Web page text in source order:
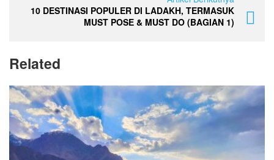
10 DESTINASI POPULER DI LADAKH, TERMASUK
MUST POSE & MUST DO (BAGIAN 1)
Related